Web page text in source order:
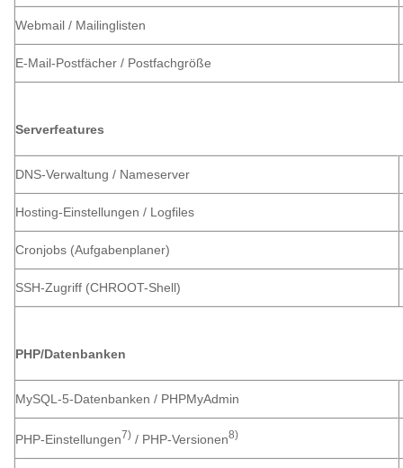
Webmail / Mailinglisten
E-Mail-Postfächer / Postfachgröße
Serverfeatures
DNS-Verwaltung / Nameserver
Hosting-Einstellungen / Logfiles
Cronjobs (Aufgabenplaner)
SSH-Zugriff (CHROOT-Shell)
PHP/Datenbanken
MySQL-5-Datenbanken / PHPMyAdmin
PHP-Einstellungen7) / PHP-Versionen8)